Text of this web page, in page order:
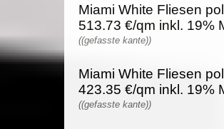
Miami White Fliesen
513.73 €/qm inkl. 19%
((gefasste kante))
Miami White Fliesen
423.35 €/qm inkl. 19%
((gefasste kante))